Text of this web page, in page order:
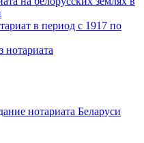
в период с 1917 по
нотариата Беларуси